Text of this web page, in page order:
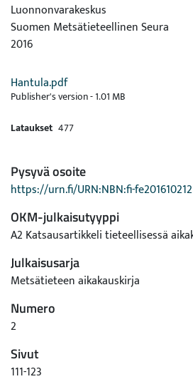
Luonnonvarakeskus
Suomen Metsätieteellinen Seura
2016
Hantula.pdf
Publisher's version-1.01 MB
Lataukset 477
Pysyvä osoite
https://urn.fi/URN:NBN:fi-
OKM-julkaisutyyppi
A2 Katsausartikkeli tieteellisessä
Julkaisusarja
Metsätieteen aikakauskirja
Numero
2
Sivut
111-123